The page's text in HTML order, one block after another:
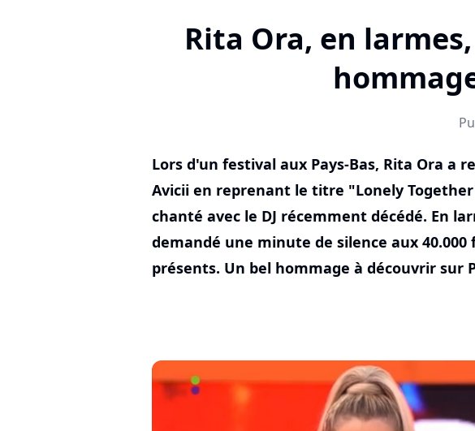
Rita Ora, en
Lors d'un festival aux Pays-Bas, Rita Ora a
Avicii en reprenant le titre "Lonely
chanté avec le DJ récemment décédé. En
demandé une minute de silence aux 40.000
présents. Un bel hommage à découvrir sur